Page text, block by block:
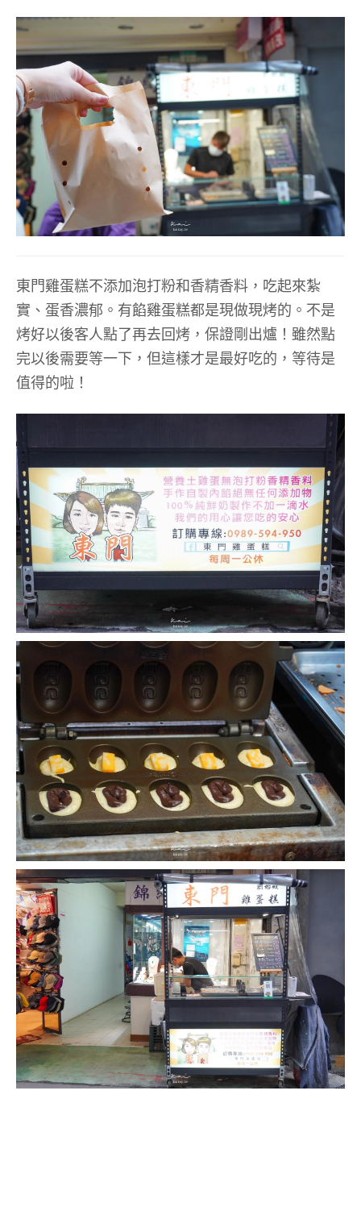
東門雞蛋糕不添加泡打粉和香精香料，吃起來紮
實、蛋香濃郁。有餡雞蛋糕都是現做現烤的。不是
烤好以後客人點了再去回烤，保證剛出爐！雖然點
完以後需要等一下，但這樣才是最好吃的，等待是
值得的啦！